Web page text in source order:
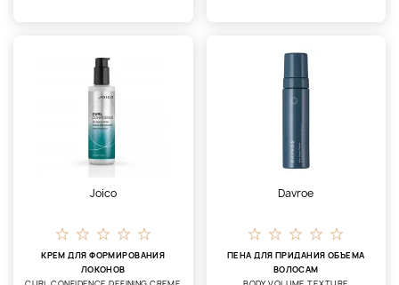
Joico
КРЕМ ДЛЯ ФОРМИРОВАНИЯ
ЛОКОНОВ
Davroe
ПЕНА ДЛЯ ПРИДАНИЯ ОБЪЕМА
ВОЛОСАМ